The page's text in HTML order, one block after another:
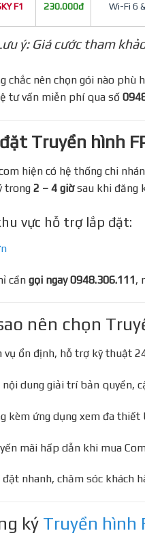
F1 230.000đ Wi-Fi 6
ý: Giá cước tham
chắc nên chọn gói nào phù
tư vấn miễn phí qua số
Truyền hình
hiện có hệ thống chi
trong 2 – 4 giờsau khi đăng
vực hỗ trợ lắp đặt:
cần gọi ngay 0948.306.111,
nên chọn
vụ ổn định, hỗ trợ kỹ thuật
nội dung giải trí bản quyền,
kèm ứng dụng xem đa thiết
mãi hấp dẫn khi mua
đặt nhanh, chăm sóc khách
ký Truyền hình